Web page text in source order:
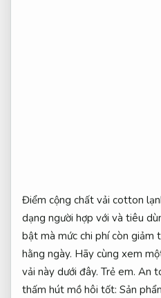
Điểm cộng chất vải cotton
dạng người hợp với và tiêu
bật mà mức chi phí còn giảm
hằng ngày. Hãy cùng xem
vải này dưới đây. Trẻ em. An
thấm hút mồ hôi tốt: Sản